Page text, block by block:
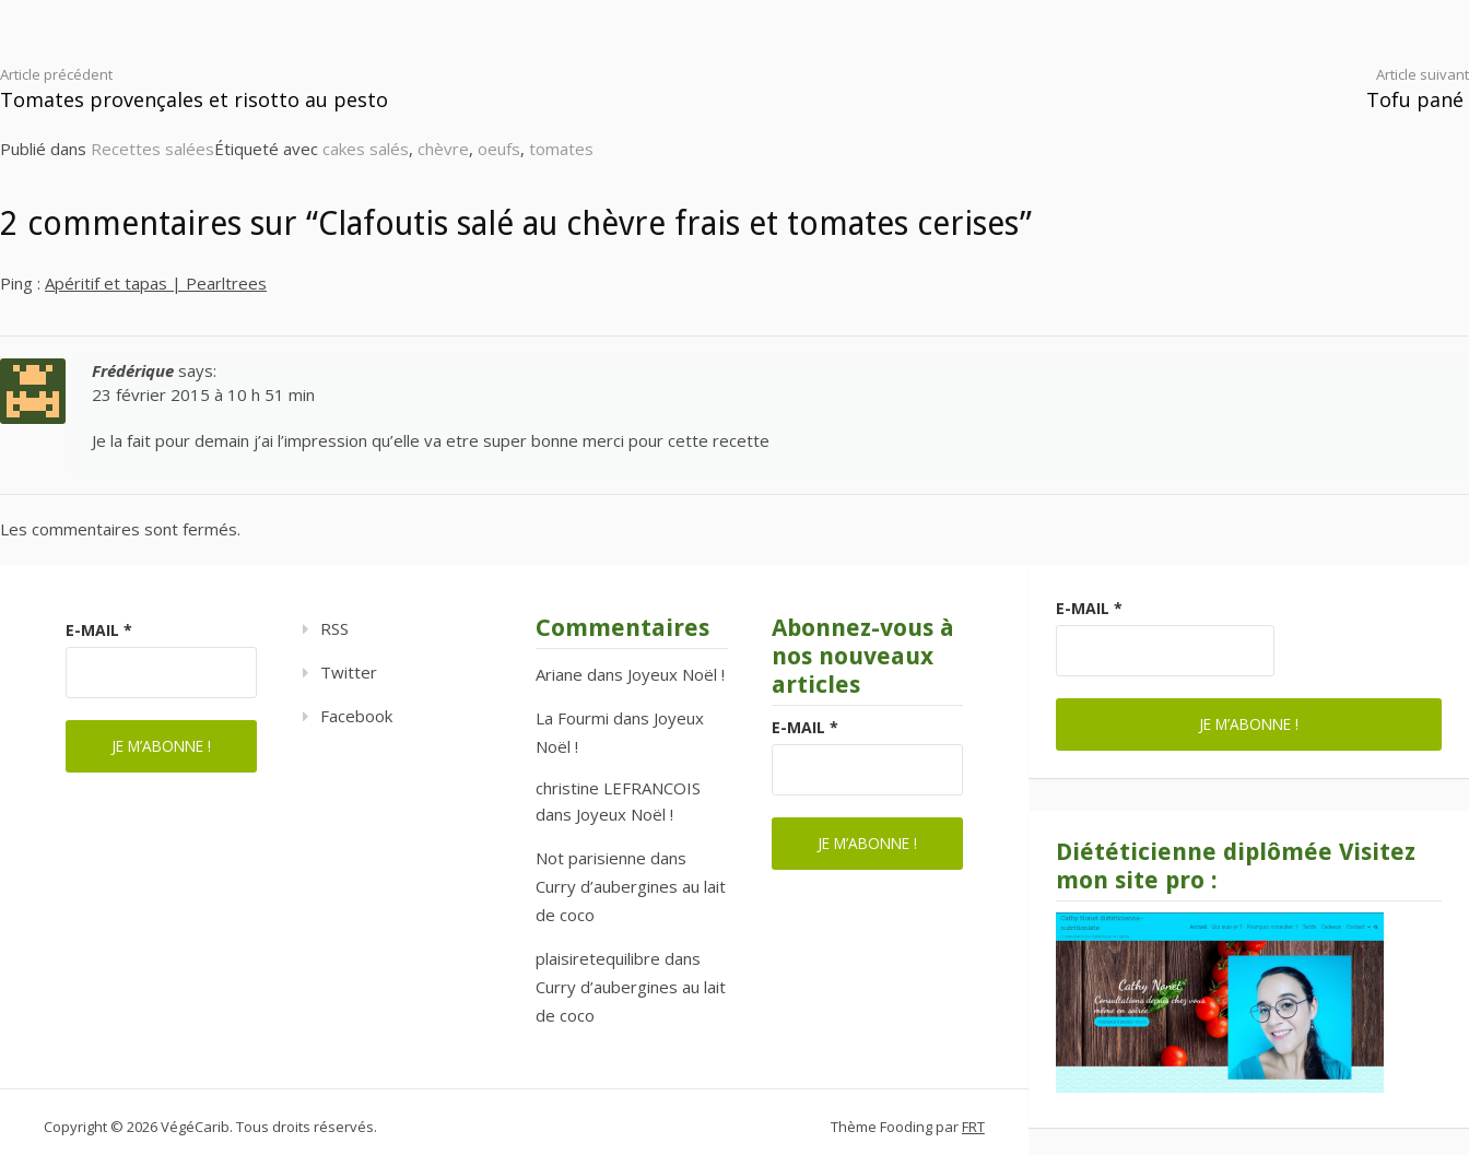
Lire
suite
Article précédent
Tomates provençales et risotto au pesto
Article suivant
Tofu pané
Publié dans Recettes saléesÉtiqueté avec cakes salés, chèvre, oeufs, tomates
2 commentaires sur “Clafoutis salé au chèvre frais et tomates cerises”
Ping : Apéritif et tapas | Pearltrees
Frédérique says:
23 février 2015 à 10 h 51 min
Je la fait pour demain j’ai l’impression qu’elle va etre super bonne merci pour cette recette
Les commentaires sont fermés.
E-MAIL *
Diététicienne diplômée Visitez
mon site pro :
E-MAIL *
RSS
Twitter
Facebook
Commentaires
Ariane dans Joyeux Noël !
La Fourmi dans Joyeux
Noël !
christine LEFRANCOIS
dans Joyeux Noël !
Not parisienne dans
Curry d’aubergines au lait
de coco
plaisiretequilibre dans
Curry d’aubergines au lait
de coco
Abonnez-vous à
nos nouveaux
articles
E-MAIL *
Copyright © 2026 VégéCarib. Tous droits réservés. Thème Fooding parFRT